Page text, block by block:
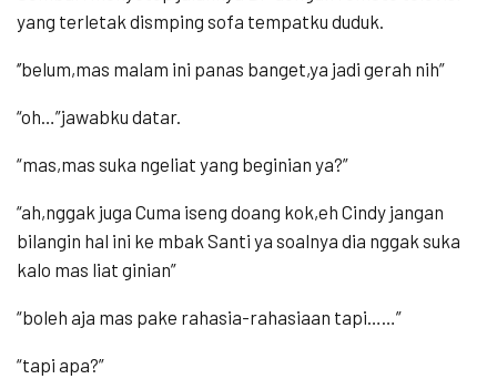
yang terletak dismping sofa tempatku duduk.
‘’belum,mas malam ini panas banget,ya jadi gerah nih”
“oh…”jawabku datar.
“mas,mas suka ngeliat yang beginian ya?”
“ah,nggak juga Cuma iseng doang kok,eh Cindy jangan
bilangin hal ini ke mbak Santi ya soalnya dia nggak suka
kalo mas liat ginian”
“boleh aja mas pake rahasia-rahasiaan tapi……”
“tapi apa?”